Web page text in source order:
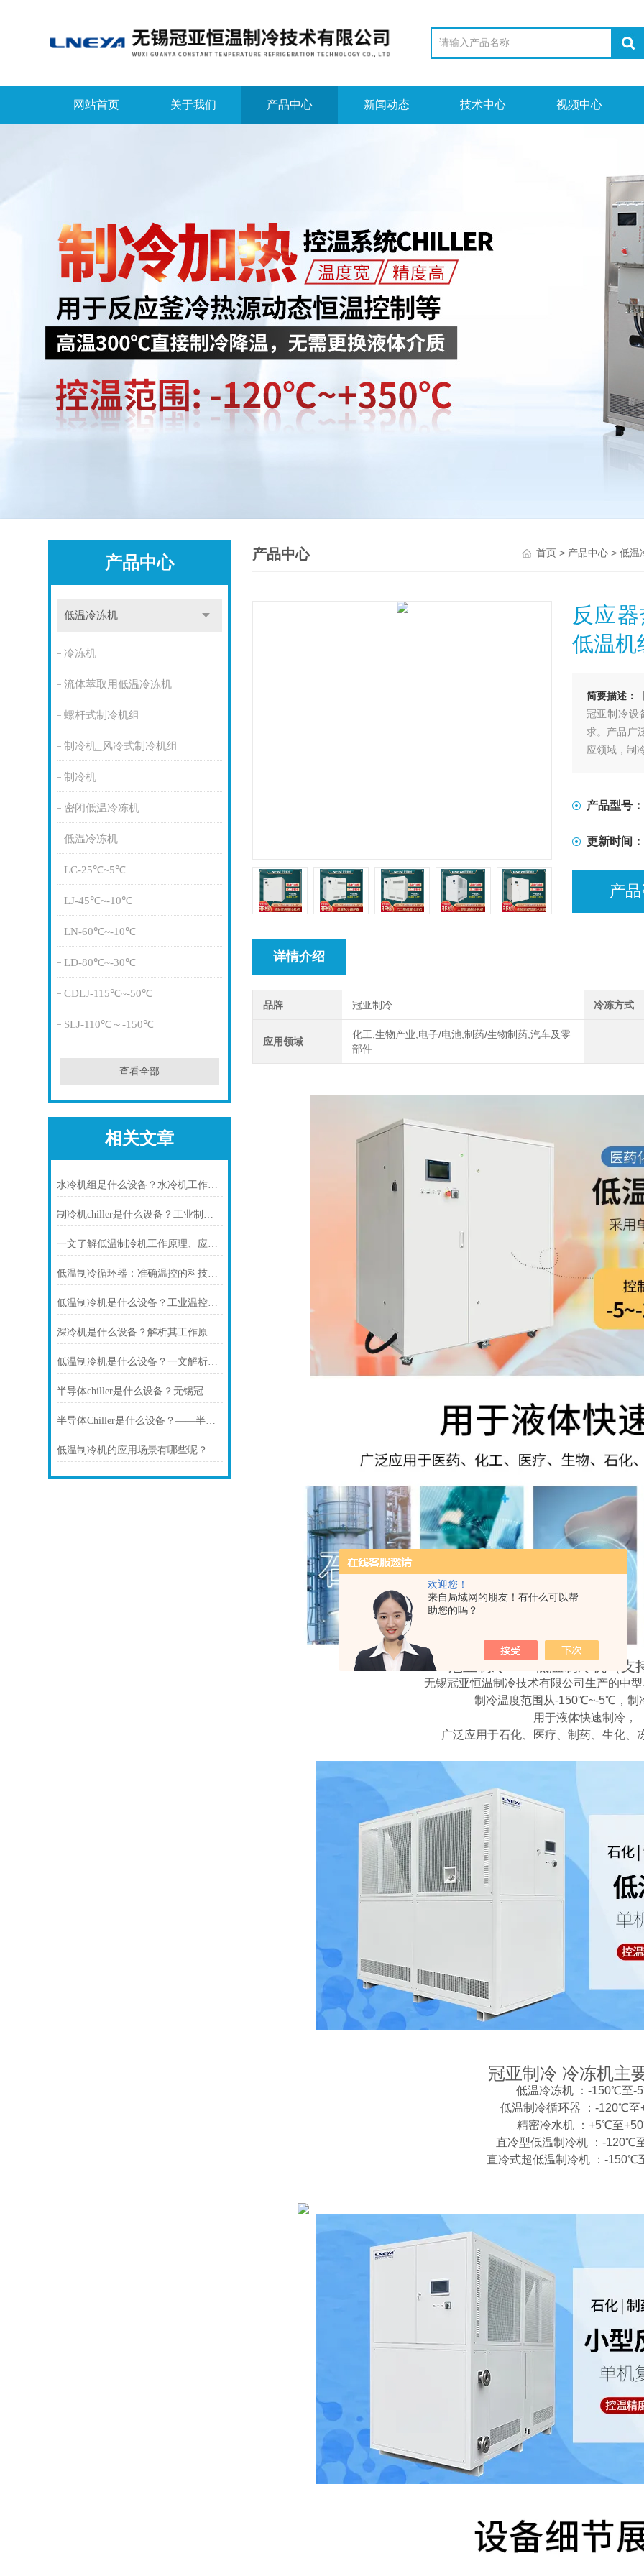
欢迎您！
来自局域网的朋友！有什么可以帮
助您的吗？
网站首页 关于我们 产品中心 新闻动态 技术中心 视频中心
产品中心
低温冷冻机
冷冻机
流体萃取用低温冷冻机
螺杆式制冷机组
制冷机_风冷式制冷机组
制冷机
密闭低温冷冻机
低温冷冻机
LC-25℃~5℃
LJ-45℃~-10℃
LN-60℃~-10℃
LD-80℃~-30℃
CDLJ-115℃~-50℃
SLJ-110℃～-150℃
查看全部
相关文章
水冷机组是什么设备？水冷机工作原理、类型与应用场景全解析
制冷机chiller是什么设备？工业制冷装备全解析
一文了解低温制冷机工作原理、应用场景与选型要点
低温制冷循环器：准确温控的科技，赋能多行业高质量发展
低温制冷机是什么设备？工业温控设备解析
深冷机是什么设备？解析其工作原理与应用场景
低温制冷机是什么设备？一文解析其工作原理、应用场景与核心优势
半导体chiller是什么设备？无锡冠亚恒温为您解析
半导体Chiller是什么设备？——半导体制造中的精密温控核心装备
低温制冷机的应用场景有哪些呢？
产品中心 首页> 产品中心> 低温
反应
低温机
简要描述：
冠亚制冷设
求。产品广
应领域，制
产品型号：
更新时间：
产
详情介绍
品牌 冠亚制冷 冷冻方式
应用领域
化工,生物产业,电子/电池,制药/生物制药,汽车及零
部件
冠亚制冷——低温制冷机（支
无锡冠亚恒温制冷技术有限公司生产的中
制冷温度范围从-150℃~-5℃，制
用于液体快速制冷，
广泛应用于石化、医疗、制药、生化、
冠亚制冷 冷冻机主
低温冷冻机 ：-150℃至-
低温制冷循环器 ：-120℃
精密冷水机 ：+5℃至
直冷型低温制冷机 ：-120℃
直冷式超低温制冷机 ：-150℃